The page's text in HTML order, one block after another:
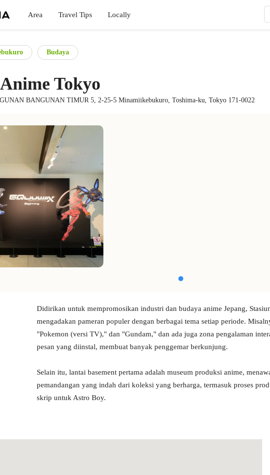
Area Travel Tips Locally
Budaya
Tokyo
BANGUNAN TIMUR 5, 2-25-5 Minamiikebukuro, Toshima-ku, Tokyo 171-0022
Didirikan untuk mempromosikan industri dan budaya anime Jepang,
mengadakan pameran populer dengan berbagai tema setiap periode.
"Pokemon (versi TV)," dan "Gundam," dan ada juga zona pengalaman
pesan yang diinstal, membuat banyak penggemar berkunjung.
Selain itu, lantai basement pertama adalah museum produksi anime,
pemandangan yang indah dari koleksi yang berharga, termasuk proses
skrip untuk Astro Boy.